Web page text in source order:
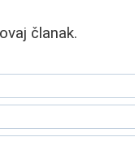
članak.